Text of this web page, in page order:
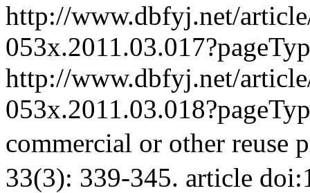
http://www.dbfyj.net/
http://www.dbfyj.net/
commercial or other reuse
33(3): 339-345. article